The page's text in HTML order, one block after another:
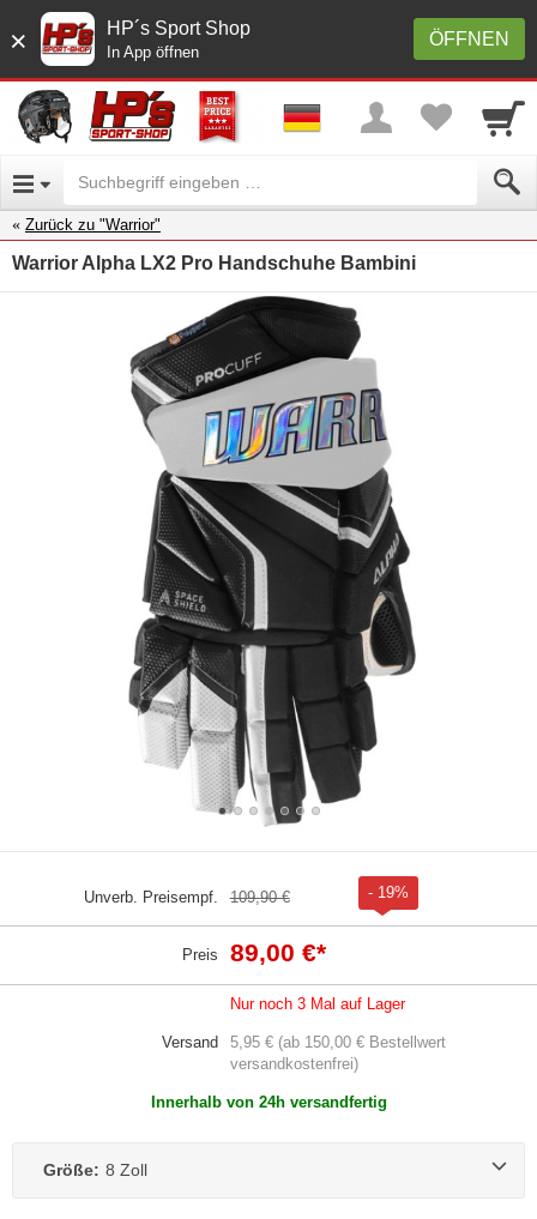
× ÖFFNEN
HP´s Sport Shop
In App öffnen
Zurück zu "Warrior"
Warrior Alpha LX2 Pro Handschuhe Bambini
Unverb. Preisempf. 109,90 € - 19%
Preis 89,00 €*
Nur noch 3 Mal auf Lager
Versand
5,95 € (ab 150,00 € Bestellwert
versandkostenfrei)
Innerhalb von 24h versandfertig
Größe: 8 Zoll